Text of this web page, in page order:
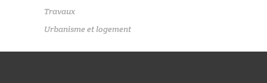
Travaux
Urbanisme et logement